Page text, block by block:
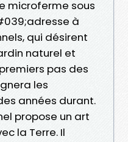
microferme sous
à
qui désirent
naturel et
pas des
les
années durant.
propose un art
la Terre. Il